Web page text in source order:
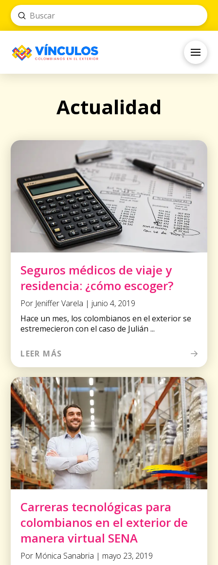
Search
Submit
Actualidad
Seguros médicos de viaje y
residencia: ¿cómo escoger?
Por Jeniffer Varela | junio 4, 2019
Hace un mes, los colombianos en el exterior se
estremecieron con el caso de Julián ...
LEER MÁS
Carreras tecnológicas para
colombianos en el exterior de
manera virtual SENA
Por Mónica Sanabria | mayo 23, 2019